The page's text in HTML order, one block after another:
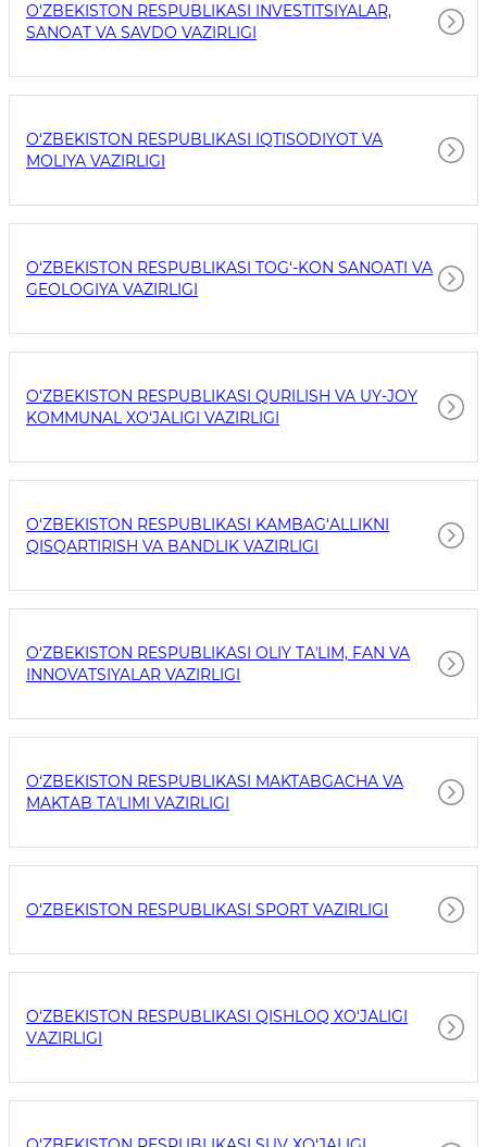
O‘ZBEKISTON RESPUBLIKASI INVESTITSIYALAR,
SANOAT VA SAVDO VAZIRLIGI
O‘ZBEKISTON RESPUBLIKASI IQTISODIYOT VA
MOLIYA VAZIRLIGI
O‘ZBEKISTON RESPUBLIKASI TOG‘-KON SANOATI VA
GEOLOGIYA VAZIRLIGI
O‘ZBEKISTON RESPUBLIKASI QURILISH VA UY-JOY
KOMMUNAL XO‘JALIGI VAZIRLIGI
O‘ZBEKISTON RESPUBLIKASI KAMBAG‘ALLIKNI
QISQARTIRISH VA BANDLIK VAZIRLIGI
O‘ZBEKISTON RESPUBLIKASI OLIY TAʼLIM, FAN VA
INNOVATSIYALAR VAZIRLIGI
O‘ZBEKISTON RESPUBLIKASI MAKTABGACHA VA
MAKTAB TAʼLIMI VAZIRLIGI
O‘ZBEKISTON RESPUBLIKASI SPORT VAZIRLIGI
O‘ZBEKISTON RESPUBLIKASI QISHLOQ ХO‘JАLIGI
VАZIRLIGI